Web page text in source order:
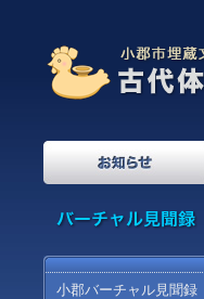
小郡バーチャル見聞録